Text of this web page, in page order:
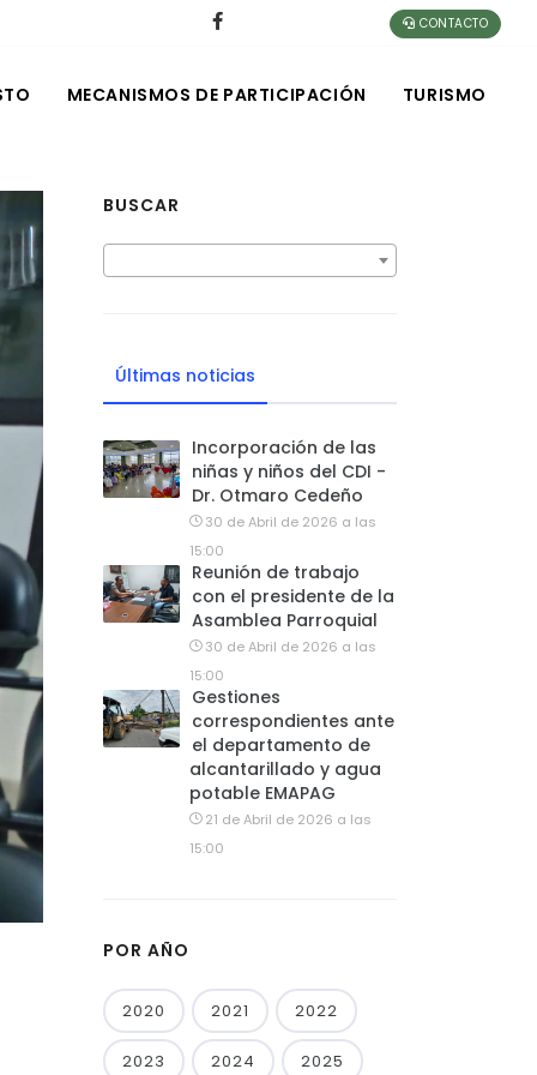
CONTACTO
MECANISMOS DE PARTICIPACIÓN TURISMO
BUSCAR
Últimas noticias
Incorporación de las
niñas y niños del CDI -
Dr. Otmaro Cedeño
30 de Abril de 2026 a las
15:00
Reunión de trabajo
con el presidente de la
Asamblea Parroquial
30 de Abril de 2026 a las
15:00
Gestiones
correspondientes ante
el departamento de
alcantarillado y agua
potable EMAPAG
21 de Abril de 2026 a las
15:00
POR AÑO
2020 2021 2022
2023 2024 2025